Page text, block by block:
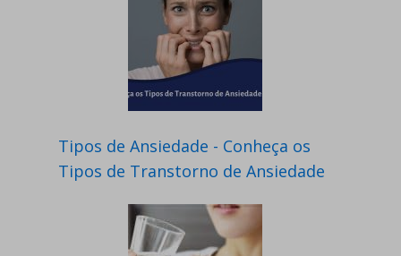
Tipos de Ansiedade - Conheça os
Tipos de Transtorno de Ansiedade